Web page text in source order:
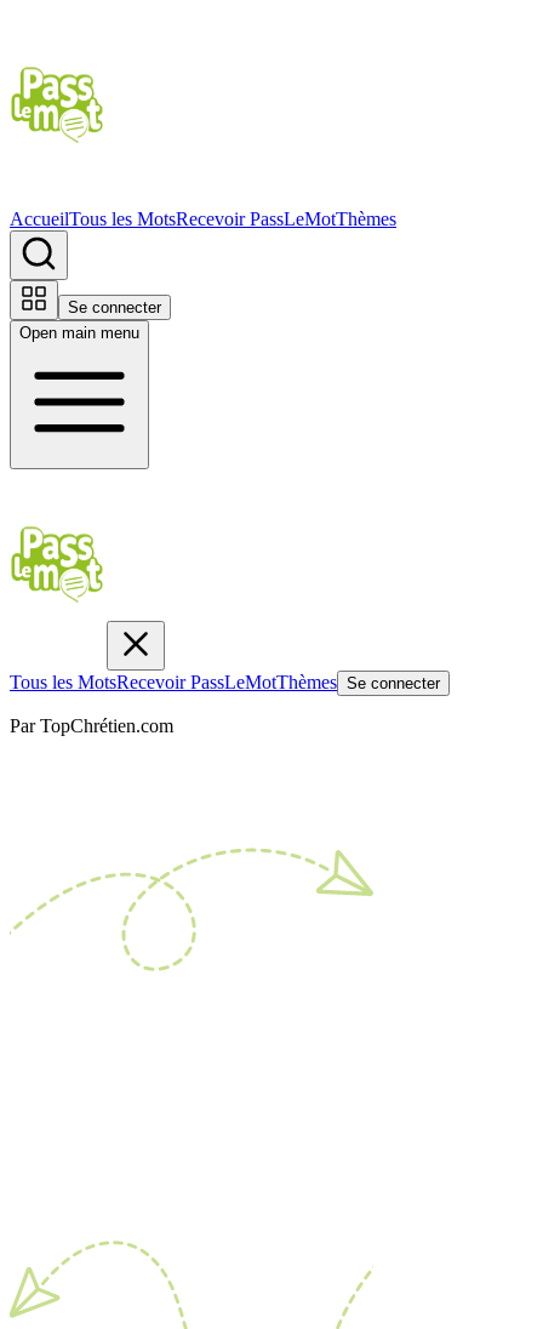
AccueilTous les MotsRecevoir PassLeMotThèmes
Se connecter
Open main menu
Tous les MotsRecevoir PassLeMotThèmes Se connecter
Par TopChrétien.com